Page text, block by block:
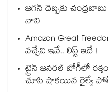
జగన్ దెబ్బకు
నాని
Amazon Great
వచ్చేవి ఇవే.. లిస్ట్ ఇదే !
ట్రైన్ జనరల్ బోగీలో
చూసి షాకయిన రైల్వే